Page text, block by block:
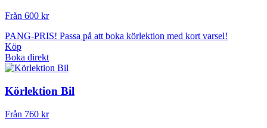
Från 600 kr
PANG-PRIS! Passa på att boka körlektion med kort varsel!
Köp
Boka direkt
Körlektion Bil
Från 760 kr